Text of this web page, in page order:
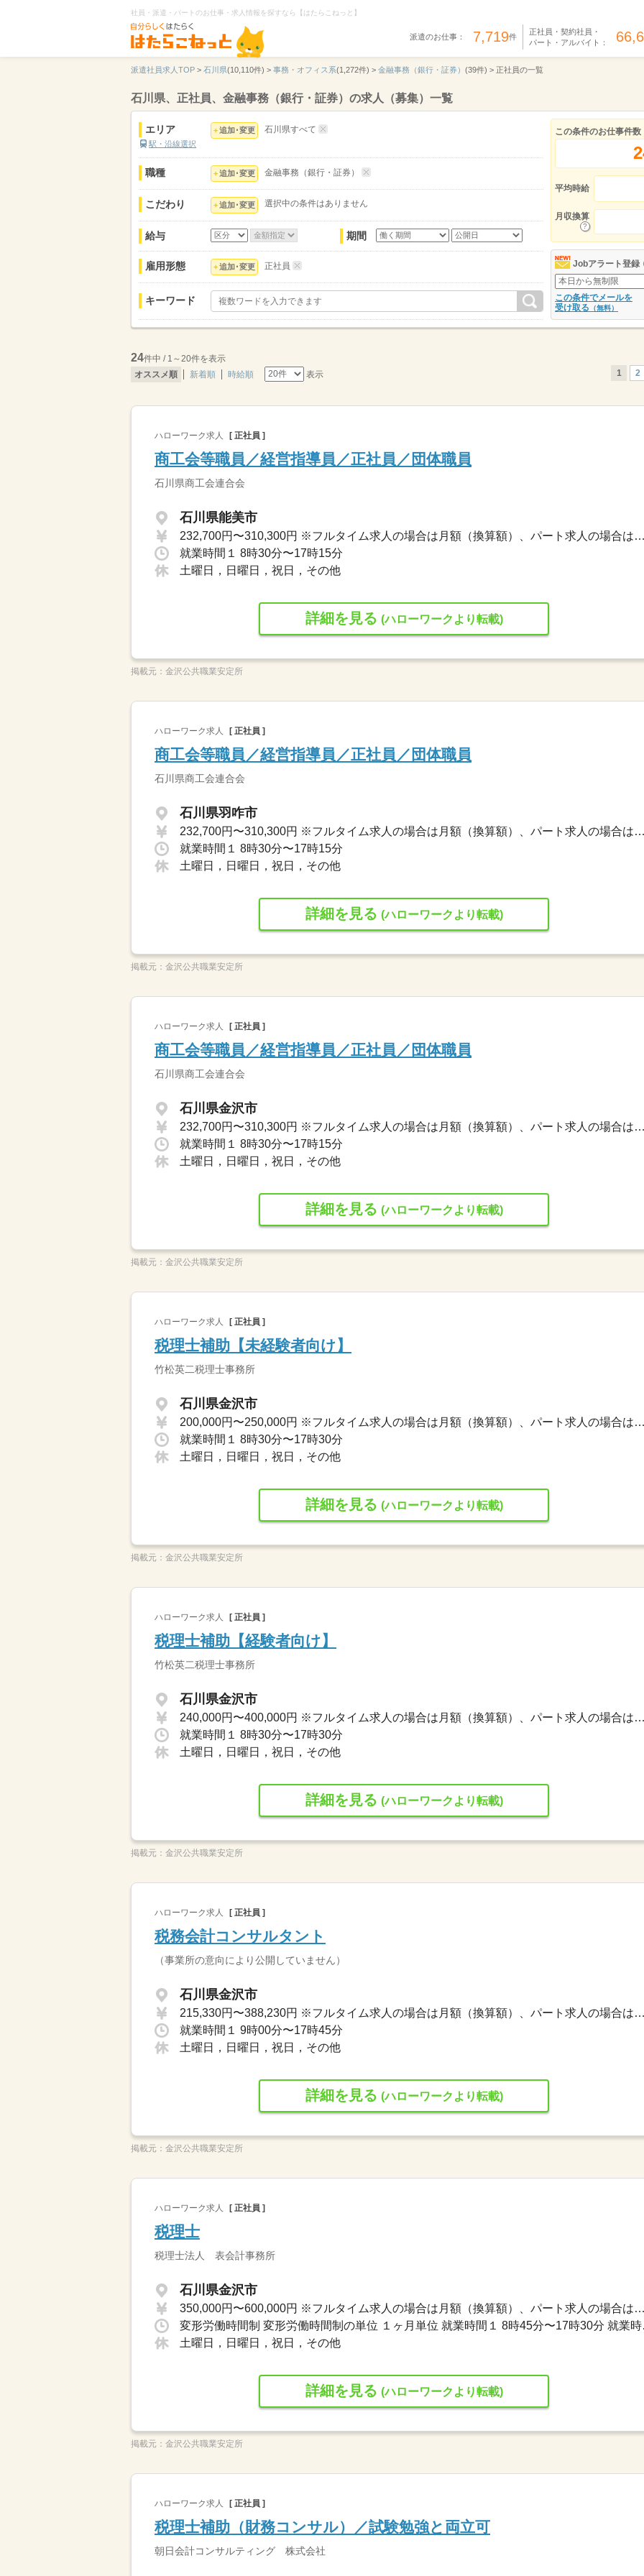
社員・派遣・パートのお仕事・求人情報を探すなら【はたらこねっと】
派遣のお仕事： 7,719件
正社員・契約社員・
パート・アルバイト：
派遣社員求人TOP > 石川県(10,110件) > 事務・オフィス系(1,272件) > 金融事務（銀行・証券） (39件) > 正社員の一覧
石川県、正社員、金融事務（銀行・証券）の求人（募集）一覧
エリア
駅・沿線選択
追加･変更 石川県すべて
職種 追加･変更 金融事務（銀行・証券）
こだわり 追加･変更 選択中の条件はありません
給与 期間
雇用形態 追加･変更 正社員
キーワード
この条件のお仕事件数
平均時給
月収換算
Jobアラート登録
この条件でメールを
受け取る （無料）
24件中 / 1～20件を表示
オススメ順
新着順 時給順 表示 1 2
ハローワーク求人 [ 正社員 ]
商工会等職員／経営指導員／正社員／団体職員
石川県商工会連合会
石川県能美市
232,700円〜310,300円 ※フルタイム求人の場合は月額（換算額）、パート求人の場合は時間額を表示しています。
就業時間１ 8時30分〜17時15分
土曜日，日曜日，祝日，その他
詳細を見る (ハローワークより転載)
掲載元： 金沢公共職業安定所
ハローワーク求人 [ 正社員 ]
商工会等職員／経営指導員／正社員／団体職員
石川県商工会連合会
石川県羽咋市
232,700円〜310,300円 ※フルタイム求人の場合は月額（換算額）、パート求人の場合は時間額を表示しています。
就業時間１ 8時30分〜17時15分
土曜日，日曜日，祝日，その他
詳細を見る (ハローワークより転載)
掲載元： 金沢公共職業安定所
ハローワーク求人 [ 正社員 ]
商工会等職員／経営指導員／正社員／団体職員
石川県商工会連合会
石川県金沢市
232,700円〜310,300円 ※フルタイム求人の場合は月額（換算額）、パート求人の場合は時間額を表示しています。
就業時間１ 8時30分〜17時15分
土曜日，日曜日，祝日，その他
詳細を見る (ハローワークより転載)
掲載元： 金沢公共職業安定所
ハローワーク求人 [ 正社員 ]
税理士補助【未経験者向け】
竹松英二税理士事務所
石川県金沢市
200,000円〜250,000円 ※フルタイム求人の場合は月額（換算額）、パート求人の場合は時間額を表示しています。
就業時間１ 8時30分〜17時30分
土曜日，日曜日，祝日，その他
詳細を見る (ハローワークより転載)
掲載元： 金沢公共職業安定所
ハローワーク求人 [ 正社員 ]
税理士補助【経験者向け】
竹松英二税理士事務所
石川県金沢市
240,000円〜400,000円 ※フルタイム求人の場合は月額（換算額）、パート求人の場合は時間額を表示しています。
就業時間１ 8時30分〜17時30分
土曜日，日曜日，祝日，その他
詳細を見る (ハローワークより転載)
掲載元： 金沢公共職業安定所
ハローワーク求人 [ 正社員 ]
税務会計コンサルタント
（事業所の意向により公開していません）
石川県金沢市
215,330円〜388,230円 ※フルタイム求人の場合は月額（換算額）、パート求人の場合は時間額を表示しています。
就業時間１ 9時00分〜17時45分
土曜日，日曜日，祝日，その他
詳細を見る (ハローワークより転載)
掲載元： 金沢公共職業安定所
ハローワーク求人 [ 正社員 ]
税理士
税理士法人 表会計事務所
石川県金沢市
350,000円〜600,000円 ※フルタイム求人の場合は月額（換算額）、パート求人の場合は時間額を表示しています。
変形労働時間
土曜日，日曜日，祝日，その他
詳細を見る (ハローワークより転載)
掲載元： 金沢公共職業安定所
ハローワーク求人 [ 正社員 ]
税理士補助（財務コンサル）／試験勉強と両立可
朝日会計コンサルティング 株式会社